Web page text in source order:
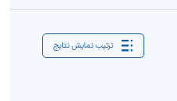
ترتیب نمایش نتایج